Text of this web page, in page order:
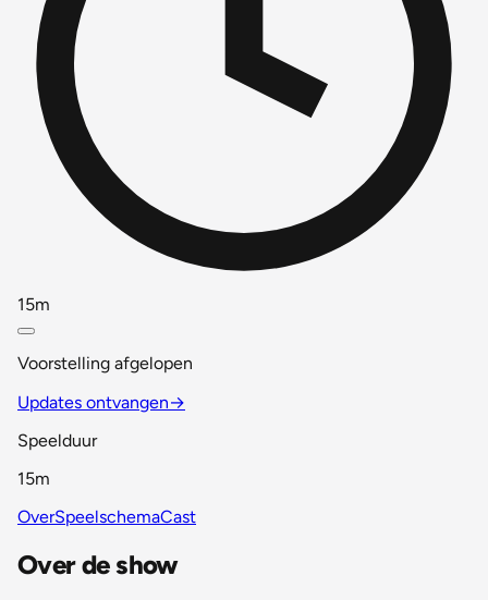
15m
Voorstelling afgelopen
Updates ontvangen→
Speelduur
15m
OverSpeelschemaCast
Over de show